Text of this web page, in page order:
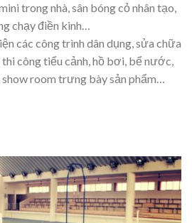
trong nhà, sân bóng cỏ nhân tạo,
chạy điền kinh…
các công trình dân dụng, sửa chữa
công tiểu cảnh, hồ bơi, bể nước,
show room trưng bày sản phẩm…